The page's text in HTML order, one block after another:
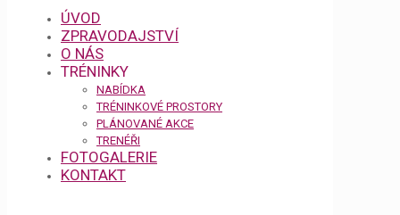
ÚVOD
ZPRAVODAJSTVÍ
O NÁS
TRÉNINKY
NABÍDKA
TRÉNINKOVÉ PROSTORY
PLÁNOVANÉ AKCE
TRENÉŘI
FOTOGALERIE
KONTAKT